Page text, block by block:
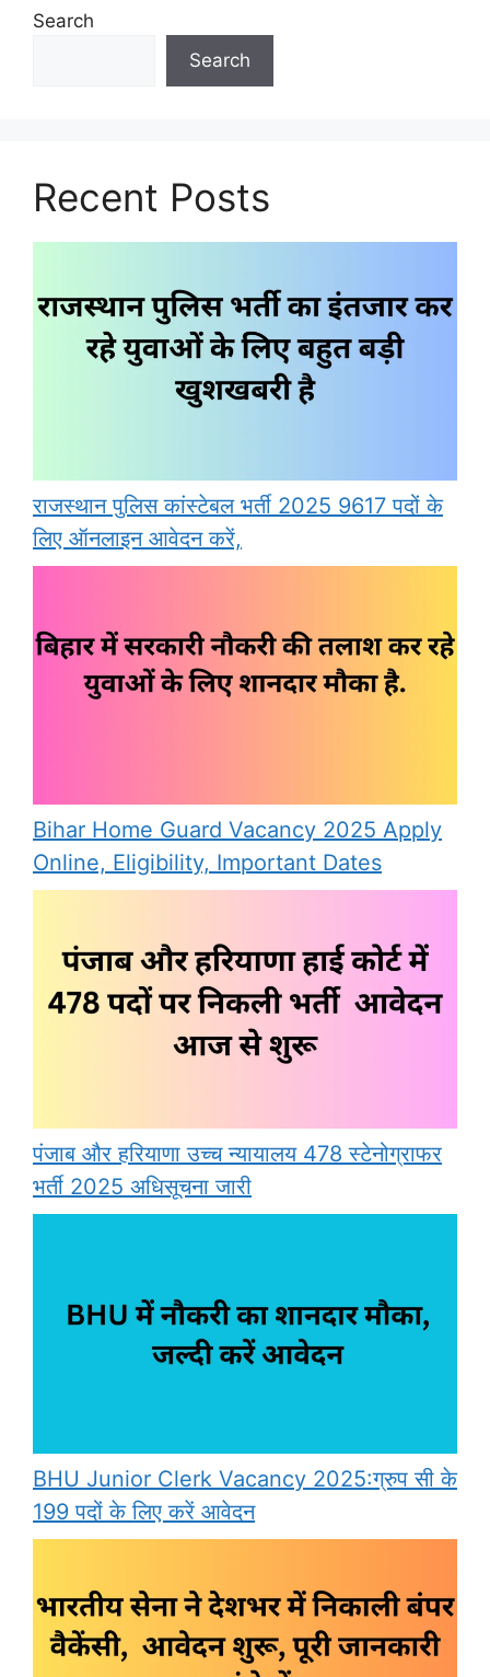
Search
Search
Recent Posts
राजस्थान पुलिस कांस्टेबल भर्ती 2025 9617 पदों के
लिए ऑनलाइन आवेदन करें,
Bihar Home Guard Vacancy 2025 Apply
Online, Eligibility, Important Dates
पंजाब और हरियाणा उच्च न्यायालय 478 स्टेनोग्राफर
भर्ती 2025 अधिसूचना जारी
BHU Junior Clerk Vacancy 2025:ग्रुप सी के
199 पदों के लिए करें आवेदन